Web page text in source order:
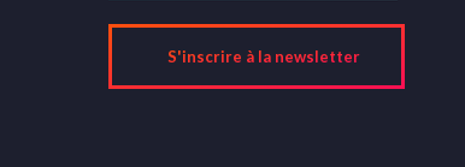
S'inscrire à la newsletter